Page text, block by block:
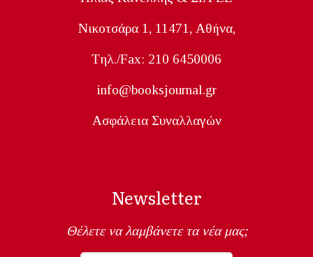
Nικοτσάρα 1, 11471, Aθήνα,
Tηλ./Fax: 210 6450006
info@booksjournal.gr
Ασφάλεια Συναλλαγών
Newsletter
Θέλετε να λαμβάνετε τα νέα μας;